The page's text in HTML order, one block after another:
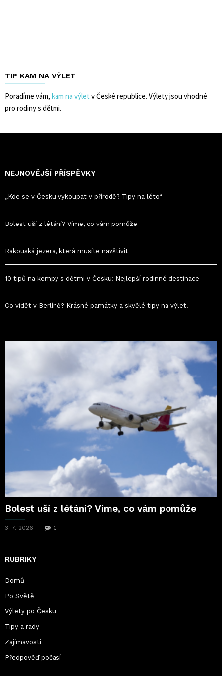
TIP KAM NA VÝLET
Poradíme vám, kam na výlet v České republice. Výlety jsou vhodné
pro rodiny s dětmi.
NEJNOVĚJŠÍ PŘÍSPĚVKY
„Kde se v Česku vykoupat v přírodě? Tipy na léto“
Bolest uší z létání? Víme, co vám pomůže
Rakouská jezera, která musíte navštívit
10 tipů na kempy s dětmi v Česku: Nejlepší rodinné destinace
Co vidět v Berlíně? Krásné památky a skvělé tipy na výlet!
Bolest uší z létání? Víme, co vám pomůže
3. 7. 2026 0
RUBRIKY
Domů
Po Světě
Výlety po Česku
Tipy a rady
Zajímavosti
Předpověď počasí